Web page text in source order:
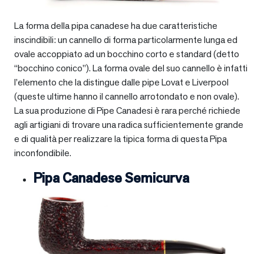
La forma della pipa canadese ha due caratteristiche
inscindibili: un cannello di forma particolarmente lunga ed
ovale accoppiato ad un bocchino corto e standard (detto
“bocchino conico”). La forma ovale del suo cannello è infatti
l’elemento che la distingue dalle pipe Lovat e Liverpool
(queste ultime hanno il cannello arrotondato e non ovale).
La sua produzione di Pipe Canadesi è rara perché richiede
agli artigiani di trovare una radica sufficientemente grande
e di qualità per realizzare la tipica forma di questa Pipa
inconfondibile.
Pipa Canadese Semicurva